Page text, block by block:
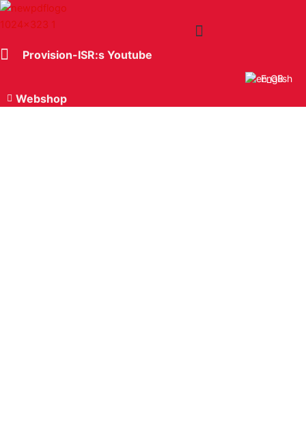
Hoppa
till
Provision-ISR:s Youtube
English
Webshop